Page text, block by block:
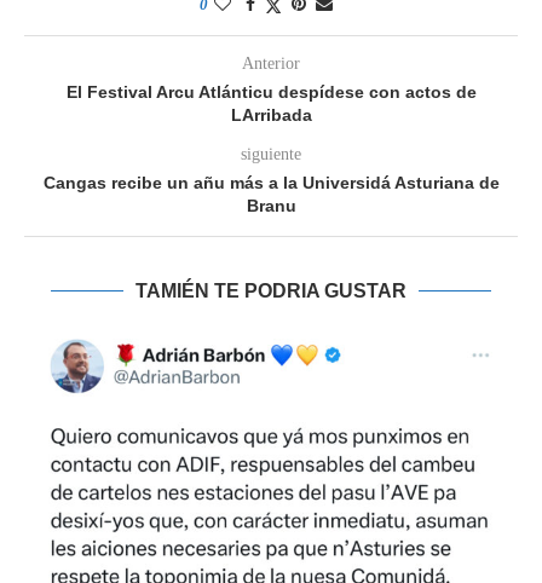
0
Anterior
El Festival Arcu Atlánticu despídese con actos de
LArribada
siguiente
Cangas recibe un añu más a la Universidá Asturiana de
Branu
TAMIÉN TE PODRIA GUSTAR